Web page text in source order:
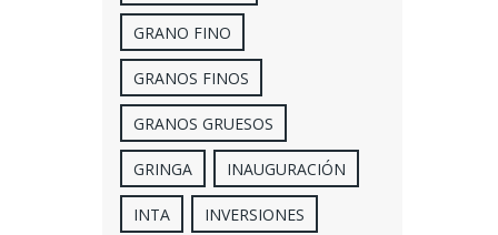
GRANO FINO
GRANOS FINOS
GRANOS GRUESOS
GRINGA INAUGURACIÓN
INTA INVERSIONES